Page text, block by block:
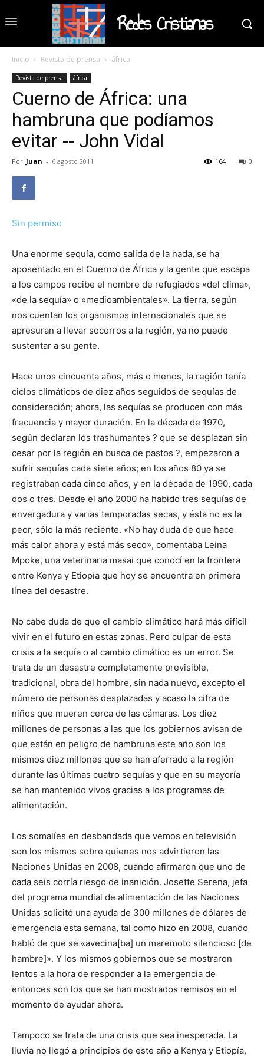
Redes Cristianas
Inicio Revista de prensa áfrica
Revista de prensa áfrica
Cuerno de África: una
hambruna que podíamos
evitar -- John Vidal
Por Juan - 6 agosto 2011 0
164
Sin permiso
Una enorme sequía, como salida de la nada, se ha
aposentado en el Cuerno de África y la gente que escapa
a los campos recibe el nombre de refugiados «del clima»,
«de la sequía» o «medioambientales». La tierra, según
nos cuentan los organismos internacionales que se
apresuran a llevar socorros a la región, ya no puede
sustentar a su gente.
Hace unos cincuenta años, más o menos, la región tenía
ciclos climáticos de diez años seguidos de sequías de
consideración; ahora, las sequías se producen con más
frecuencia y mayor duración. En la década de 1970,
según declaran los trashumantes ? que se desplazan sin
cesar por la región en busca de pastos ?, empezaron a
sufrir sequías cada siete años; en los años 80 ya se
registraban cada cinco años, y en la década de 1990, cada
dos o tres. Desde el año 2000 ha habido tres sequías de
envergadura y varias temporadas secas, y ésta no es la
peor, sólo la más reciente. «No hay duda de que hace
más calor ahora y está más seco», comentaba Leina
Mpoke, una veterinaria masai que conocí en la frontera
entre Kenya y Etiopía que hoy se encuentra en primera
línea del desastre.
No cabe duda de que el cambio climático hará más difícil
vivir en el futuro en estas zonas. Pero culpar de esta
crisis a la sequía o al cambio climático es un error. Se
trata de un desastre completamente previsible,
tradicional, obra del hombre, sin nada nuevo, excepto el
número de personas desplazadas y acaso la cifra de
niños que mueren cerca de las cámaras. Los diez
millones de personas a las que los gobiernos avisan de
que están en peligro de hambruna este año son los
mismos diez millones que se han aferrado a la región
durante las últimas cuatro sequías y que en su mayoría
se han mantenido vivos gracias a los programas de
alimentación.
Los somalíes en desbandada que vemos en televisión
son los mismos sobre quienes nos advirtieron las
Naciones Unidas en 2008, cuando afirmaron que uno de
cada seis corría riesgo de inanición. Josette Serena, jefa
del programa mundial de alimentación de las Naciones
Unidas solicitó una ayuda de 300 millones de dólares de
emergencia esta semana, tal como hizo en 2008, cuando
habló de que se «avecina[ba] un maremoto silencioso [de
hambre]». Y los mismos gobiernos que se mostraron
lentos a la hora de responder a la emergencia de
entonces son los que se han mostrados remisos en el
momento de ayudar ahora.
Tampoco se trata de una crisis que sea inesperada. La
lluvia no llegó a principios de este año a Kenya y Etiopía,